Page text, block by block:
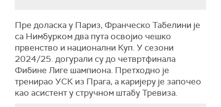
Пре доласка у Париз, Франческо Табелини је
са Нимбурком два пута освојио чешко
првенство и национални Куп. У сезони
2024/25. догурали су до четвртфинала
Фибине Лиге шампиона. Претходно је
тренирао УСК из Прага, а каријеру је започео
као асистент у стручном штабу Тревиза.